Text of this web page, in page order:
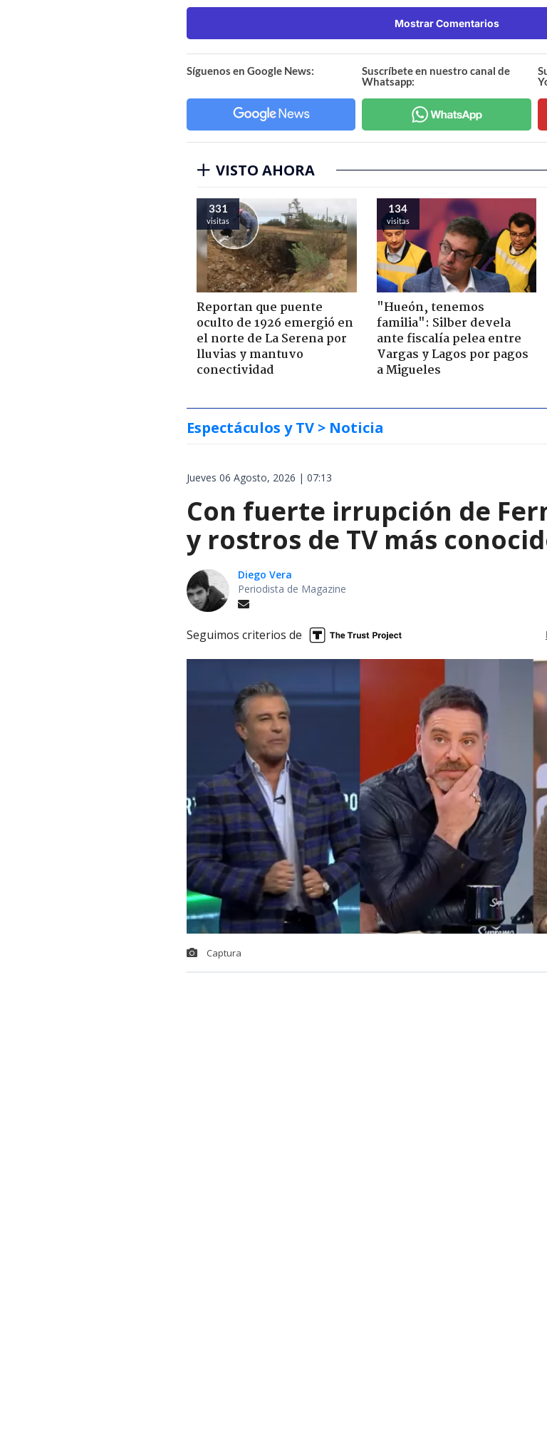
Mostrar Comentarios
Síguenos en Google News:
Suscríbete en nuestro canal de
Whatsapp:
VISTO AHORA
331
visitas
Reportan que puente
oculto de 1926 emergió en
el norte de La Serena por
lluvias y mantuvo
conectividad
134
visitas
"Hueón, tenemos
familia": Silber devela
ante fiscalía pelea entre
Vargas y Lagos por pagos
a Migueles
Espectáculos y TV > Noticia
Jueves 06 Agosto, 2026 | 07:13
Con fuerte irrupción de
y rostros de TV más
Diego Vera
Periodista de Magazine
Seguimos criterios de
Captura